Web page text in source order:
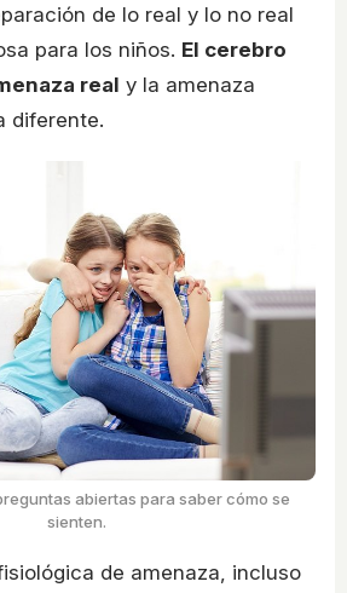
de lo real y lo no real
para los niños. El cerebro
real y la amenaza
diferente.
abiertas para saber cómo se
sienten.
de amenaza, incluso